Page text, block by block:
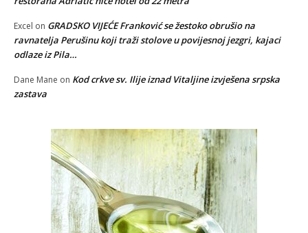
Excel on GRADSKO VIJEĆE Franković se žestoko obrušio na
ravnatelja Perušinu koji traži stolove u povijesnoj jezgri, kajaci
odlaze iz Pila…
Dane Mane on Kod crkve sv. Ilije iznad Vitaljine izvješena srpska
zastava